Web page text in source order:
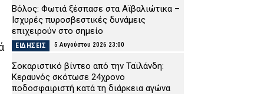
Βόλος: Φωτιά ξέσπασε στα Αϊβαλιώτικα –
Ισχυρές πυροσβεστικές δυνάμεις
επιχειρούν στο σημείο
ΕΙΔΗΣΕΙΣ 5 Αυγούστου 2026 23:00
Σοκαριστικό βίντεο από την Ταϊλάνδη:
Κεραυνός σκότωσε 24χρονο
ποδοσφαιριστή κατά τη διάρκεια αγώνα